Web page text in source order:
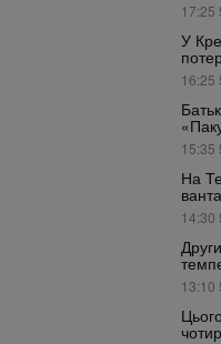
17:25
У
16:25
15:35
На
14:30
13:10